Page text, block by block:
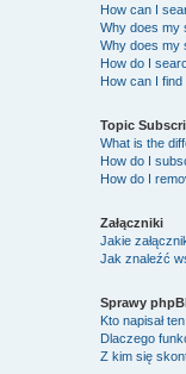
How can I
Why does my
Why does my
How do I
How can I
Topic
What is the
How do I
How do I
Załączniki
Jakie
Jak znaleźć
Sprawy
Kto napisał
Dlaczego
Z kim się